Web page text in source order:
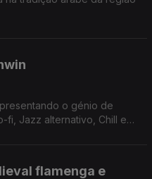
o génio de
fi, Jazz alternativo, Chill e
flamenga e